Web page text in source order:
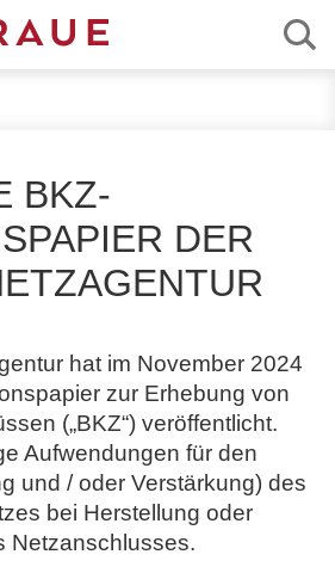
KARRIERE
DE
BKZ-
DER
hat im November 2024
zur Erhebung von
(„BKZ“) veröffentlicht.
Aufwendungen für den
und / oder Verstärkung) des
bei Herstellung oder
Netzanschlusses.